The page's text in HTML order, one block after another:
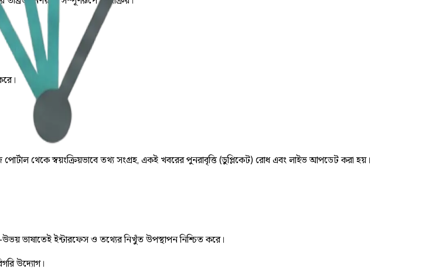
থেকে স্বয়ংক্রিয়ভাবে তথ্য সংগ্রহ, একই খবরের পুনরাবৃত্তি (ডুপ্লিকেট) রোধ এবং লাইভ আপডেট করা হয়।
ভাষাতেই ইন্টারফেস ও তথ্যের নিখুঁত উপস্থাপন নিশ্চিত করে।
উদ্যোগ।